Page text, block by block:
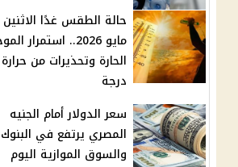
مايو 2026.. استمرار
درجة
سعر الدولار أمام الجنيه
المصري يرتفع في البنوك
والسوق الموازية اليوم